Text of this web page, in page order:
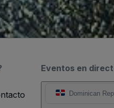
Eventos en
Dominican